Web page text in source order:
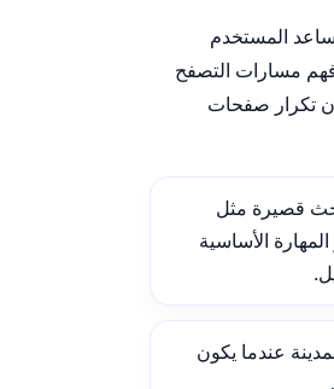
المستخدم
مسارات التصفح
تكرار صفحات
قصيرة مثل
الأساسية
عندما يكون